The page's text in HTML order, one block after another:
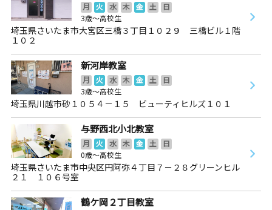
月 火 水 木 金 土
日
3歳～高校生
埼玉県さいたま市大宮区三橋３丁目１０２９ 三橋ビル１階
１０２
新河岸教室
月 火 水 木 金 土
日
3歳～高校生
埼玉県川越市砂１０５４－１５ ビューティヒルズ１０１
与野西北小北教室
月 火 水 木 金 土
日
0歳～高校生
埼玉県さいたま市中央区円阿弥４丁目７－２８グリーンヒル
２１ １０６号室
鶴ケ岡２丁目教室